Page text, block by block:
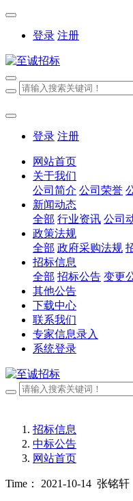
登录 注册
登录 注册
网站首页
关于我们
公司简介 公司荣誉
新闻动态
全部 行业资讯 公司
政策法规
全部 政府采购法规
招标信息
全部 招标公告 变更
其他公告
下载中心
联系我们
专家信息录入
系统登录
招标信息
中标公告
网站首页
Time： 2021-10-14 张铭轩